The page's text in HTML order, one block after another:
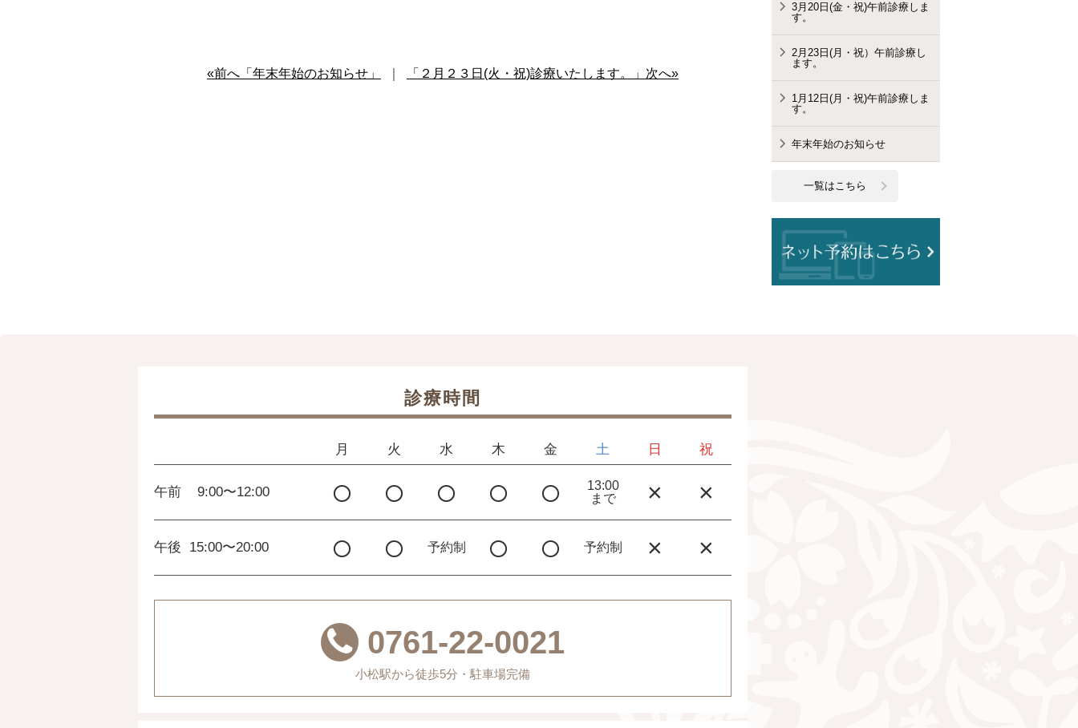
«前へ「年末年始のお知らせ」 「２月２３日(火・祝)診療いたします。」次へ»
3月20日(金・祝)午前診療しま
す。
2月23日(月・祝）午前診療し
ます。
1月12日(月・祝)午前診療しま
す。
年末年始のお知らせ
一覧はこちら
診療時間
月 火 水 木 金 土 日 祝
午前 9:00〜12:00 ○ ○ ○ ○ ○
13:00
まで
× ×
午後 15:00〜20:00 ○ ○ 予約制 ○ ○ 予約制 × ×
0761-22-0021
小松駅から徒歩5分・駐車場完備